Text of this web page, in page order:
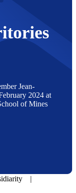
Jean-
2024 at
of Mines